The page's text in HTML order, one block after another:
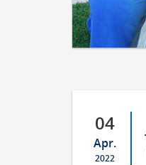
04
Apr.
2022